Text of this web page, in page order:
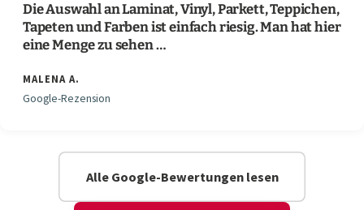
Die Auswahl an Laminat, Vinyl, Parkett, Teppichen,
Tapeten und Farben ist einfach riesig. Man hat hier
eine Menge zu sehen …
MALENA A.
Google-Rezension
Alle Google-Bewertungen lesen